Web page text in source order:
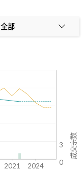
全部
3
0
2021 2024
成交宗数